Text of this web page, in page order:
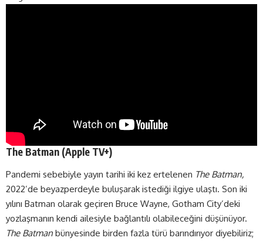
The Batman (Apple TV+)
Pandemi sebebiyle yayın tarihi iki kez ertelenen The Batman,
2022’de beyazperdeyle buluşarak istediği ilgiye ulaştı. Son iki
yılını Batman olarak geçiren Bruce Wayne, Gotham City’deki
yozlaşmanın kendi ailesiyle bağlantılı olabileceğini düşünüyor.
The Batman bünyesinde birden fazla türü barındırıyor diyebiliriz;